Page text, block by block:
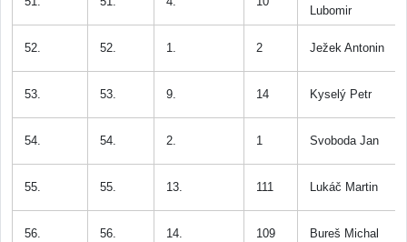
Lubomir
52. 52. 1. 2 Ježek Antonin
53. 53. 9. 14 Kyselý Petr
54. 54. 2. 1 Svoboda Jan
55. 55. 13. 111 Lukáč Martin
56. 56. 14. 109 Bureš Michal